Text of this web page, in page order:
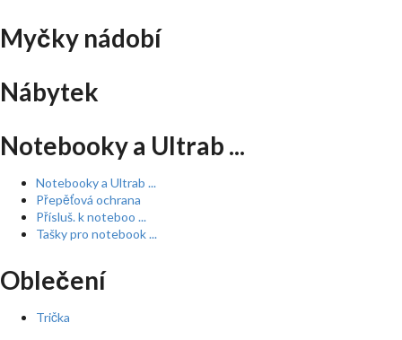
Myčky nádobí
Nábytek
Notebooky a Ultrab ...
Notebooky a Ultrab ...
Přepěťová ochrana
Přísluš. k noteboo ...
Tašky pro notebook ...
Oblečení
Trička